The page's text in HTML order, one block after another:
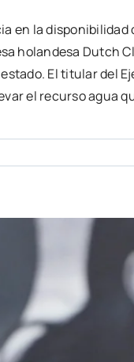
en la
holandesa Dutch
El titular del
el recurso agua